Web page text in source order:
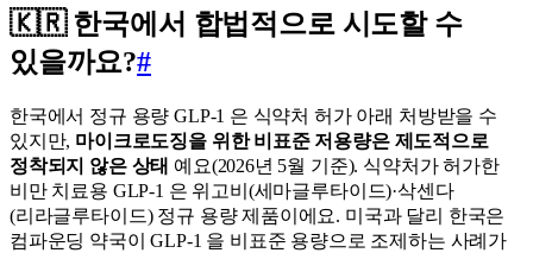
🇰🇷 한국에서 합법적으로 시도할 수
있을까요?#
한국에서 정규 용량 GLP-1 은 식약처 허가 아래 처방받을 수
있지만, 마이크로도징을 위한 비표준 저용량은 제도적으로
정착되지 않은 상태 예요(2026년 5월 기준). 식약처가 허가한
비만 치료용 GLP-1 은 위고비(세마글루타이드)·삭센다
(리라글루타이드) 정규 용량 제품이에요. 미국과 달리 한국은
컴파운딩 약국이 GLP-1 을 비표준 용량으로 조제하는 사례가